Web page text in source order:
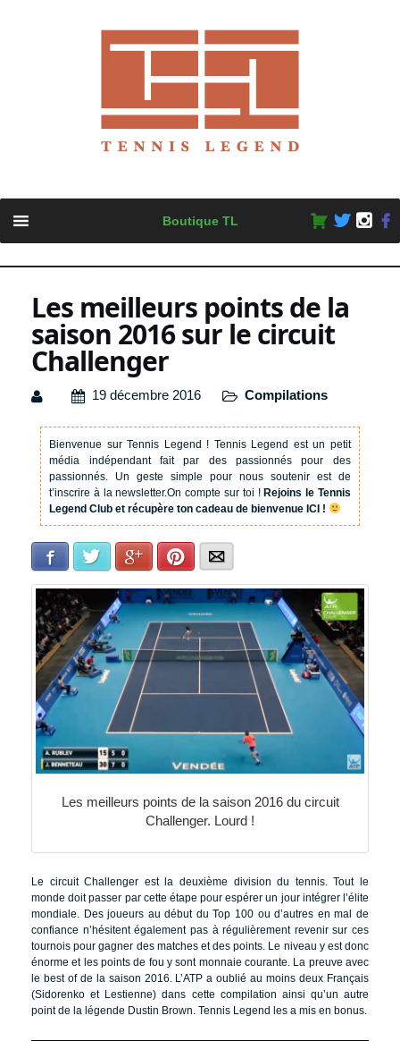
content
Boutique TL
Les meilleurs points de la
saison 2016 sur le circuit
Challenger
19 décembre 2016 Compilations
Bienvenue sur Tennis Legend ! Tennis Legend est un petit
média indépendant fait par des passionnés pour des
passionnés. Un geste simple pour nous soutenir est de
t’inscrire à la newsletter.On compte sur toi !Rejoins le Tennis
Legend Club et récupère ton cadeau de bienvenue ICI !
Facebook Twitter Google+Pinterest
Les meilleurs points de la saison 2016 du circuit
Challenger. Lourd !
Le circuit Challenger est la deuxième division du tennis. Tout le
monde doit passer par cette étape pour espérer un jour intégrer l’élite
mondiale. Des joueurs au début du Top 100 ou d’autres en mal de
confiance n’hésitent également pas à régulièrement revenir sur ces
tournois pour gagner des matches et des points. Le niveau y est donc
énorme et les points de fou y sont monnaie courante. La preuve avec
le best of de la saison 2016. L’ATP a oublié au moins deux Français
(Sidorenko et Lestienne) dans cette compilation ainsi qu’un autre
point de la légende Dustin Brown. Tennis Legend les a mis en bonus.